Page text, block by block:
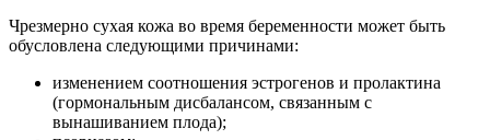
Чрезмерно сухая кожа во время беременности может быть
обусловлена следующими причинами:
изменением соотношения эстрогенов и пролактина
(гормональным дисбалансом, связанным с
вынашиванием плода);